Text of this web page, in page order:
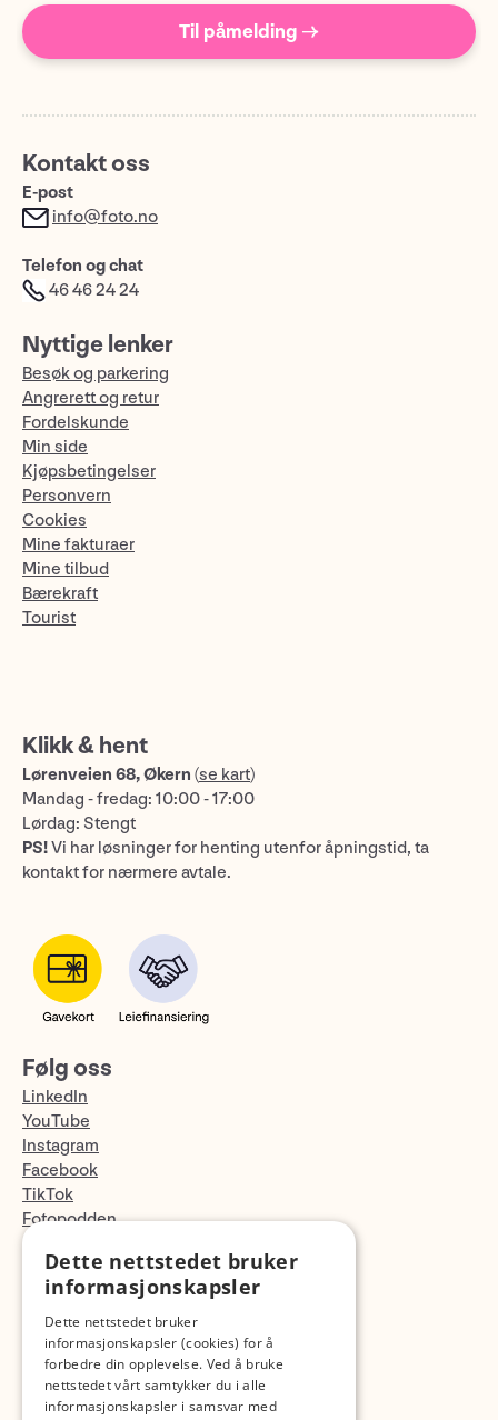
Til påmelding →
Kontakt oss
E-post
info@foto.no
Telefon og chat
46 46 24 24
Nyttige lenker
Besøk og parkering
Angrerett og retur
Fordelskunde
Min side
Kjøpsbetingelser
Personvern
Cookies
Mine fakturaer
Mine tilbud
Bærekraft
Tourist
Klikk & hent
Lørenveien 68, Økern (se kart)
Mandag - fredag: 10:00 - 17:00
Lørdag: Stengt
PS!Vi har løsninger for henting utenfor åpningstid, ta
kontakt for nærmere avtale.
Følg oss
LinkedIn
YouTube
Instagram
Facebook
TikTok
Fotopodden
Med forbehold om skrive- og lagerfeil
Dette nettstedet bruker
informasjonskapsler
Dette nettstedet bruker
informasjonskapsler (cookies) for å
forbedre din opplevelse. Ved å bruke
nettstedet vårt samtykker du i alle
informasjonskapsler i samsvar med